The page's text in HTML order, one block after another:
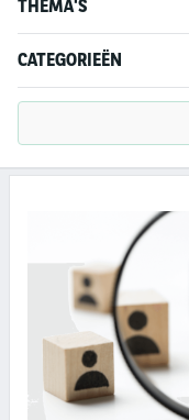
THEMA'S
CATEGORIEËN